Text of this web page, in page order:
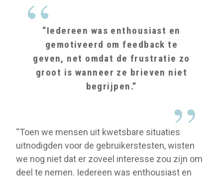
“Iedereen was enthousiast en
gemotiveerd om feedback te
geven, net omdat de frustratie zo
groot is wanneer ze brieven niet
begrijpen.”
“Toen we mensen uit kwetsbare situaties
uitnodigden voor de gebruikerstesten, wisten
we nog niet dat er zoveel interesse zou zijn om
deel te nemen. Iedereen was enthousiast en